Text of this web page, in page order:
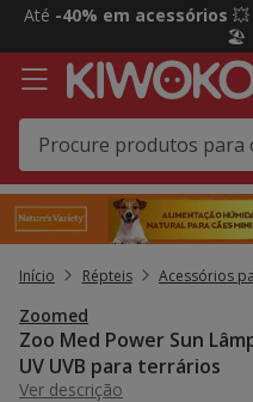
2
3,
mensagem,
Até -40% em acessórios
🏖️
Início Répteis Acessórios
Zoomed
Zoo Med Power Sun
UV UVB para terrários
Ver descrição